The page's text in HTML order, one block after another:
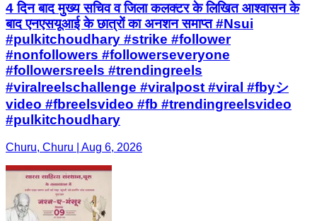
4 दिन बाद मुख्य सचिव व जिला कलक्टर के लिखित आश्वासन के
बाद एनएसयूआई के छात्रों का अनशन समाप्त #Nsui
#pulkitchoudhary #strike #follower
#nonfollowers #followerseveryone
#followersreels #trendingreels
#viralreelschallenge #viralpost #viral #fbyシ
video #fbreelsvideo #fb #trendingreelsvideo
#pulkitchoudhary
Churu, Churu | Aug 6, 2026